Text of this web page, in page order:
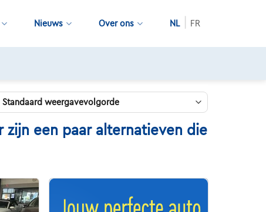
Nieuws Over ons NL FR
zijn een paar alternatieven die